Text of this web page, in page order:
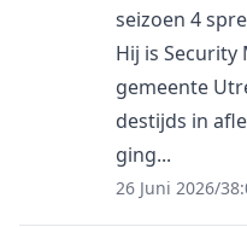
seizoen 4
Hij is Security
gemeente
destijds in
ging...
26 Juni 2026/